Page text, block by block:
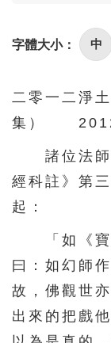
106
141
146
151
字體大小： 中
二零一二淨
集）
諸位法師
經科註》第
起：
「如《寶
曰：如幻師
故，佛觀世
出來的把戲